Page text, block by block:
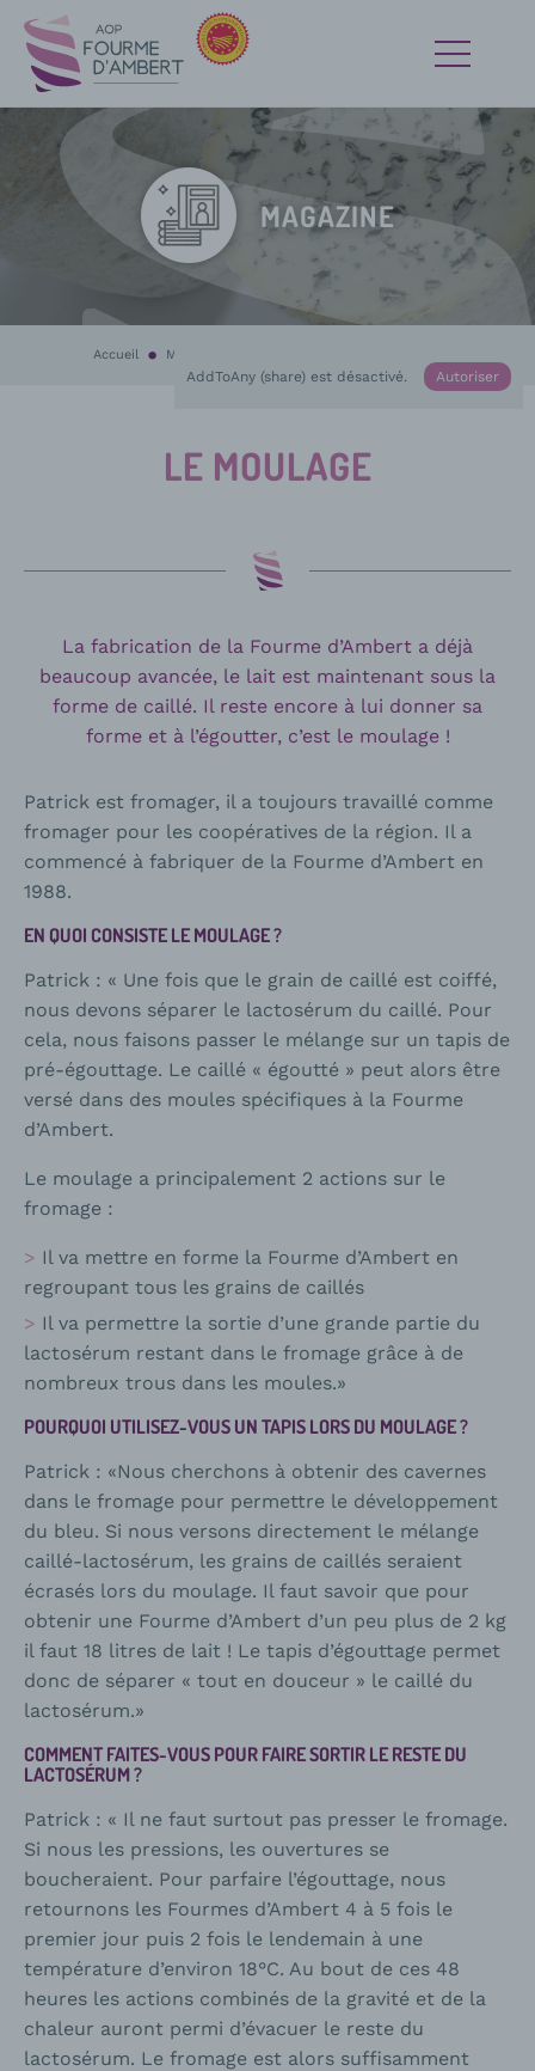
MAGAZINE
Accueil Magazine
AddToAny (share) est désactivé. Autoriser
LE MOULAGE
La fabrication de la Fourme d’Ambert a déjà
beaucoup avancée, le lait est maintenant sous la
forme de caillé. Il reste encore à lui donner sa
forme et à l’égoutter, c’est le moulage !
Patrick est fromager, il a toujours travaillé comme
fromager pour les coopératives de la région. Il a
commencé à fabriquer de la Fourme d’Ambert en
1988.
EN QUOI CONSISTE LE MOULAGE ?
Patrick : « Une fois que le grain de caillé est coiffé,
nous devons séparer le lactosérum du caillé. Pour
cela, nous faisons passer le mélange sur un tapis de
pré-égouttage. Le caillé « égoutté » peut alors être
versé dans des moules spécifiques à la Fourme
d’Ambert.
Le moulage a principalement 2 actions sur le
fromage :
Il va mettre en forme la Fourme d’Ambert en
regroupant tous les grains de caillés
Il va permettre la sortie d’une grande partie du
lactosérum restant dans le fromage grâce à de
nombreux trous dans les moules.»
POURQUOI UTILISEZ-VOUS UN TAPIS LORS DU MOULAGE ?
Patrick : «Nous cherchons à obtenir des cavernes
dans le fromage pour permettre le développement
du bleu. Si nous versons directement le mélange
caillé-lactosérum, les grains de caillés seraient
écrasés lors du moulage. Il faut savoir que pour
obtenir une Fourme d’Ambert d’un peu plus de 2 kg
il faut 18 litres de lait ! Le tapis d’égouttage permet
donc de séparer « tout en douceur » le caillé du
lactosérum.»
COMMENT FAITES-VOUS POUR FAIRE SORTIR LE RESTE DU
LACTOSÉRUM ?
Patrick : « Il ne faut surtout pas presser le fromage.
Si nous les pressions, les ouvertures se
boucheraient. Pour parfaire l’égouttage, nous
retournons les Fourmes d’Ambert 4 à 5 fois le
premier jour puis 2 fois le lendemain à une
température d’environ 18°C. Au bout de ces 48
heures les actions combinés de la gravité et de la
chaleur auront permi d’évacuer le reste du
lactosérum. Le fromage est alors suffisamment